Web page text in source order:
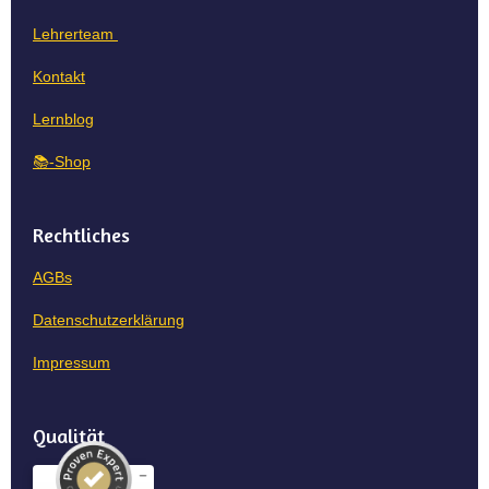
Lehrerteam
Kontakt
Lernblog
📚-Shop
Rechtliches
AGBs
Datenschutzerklärung
Impressum
Qualität